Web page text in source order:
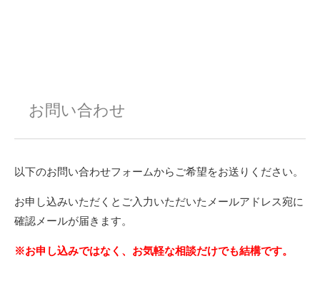
お問い合わせ
以下のお問い合わせフォームからご希望をお送りください。
お申し込みいただくとご入力いただいたメールアドレス宛に
確認メールが届きます。
※お申し込みではなく、お気軽な相談だけでも結構です。